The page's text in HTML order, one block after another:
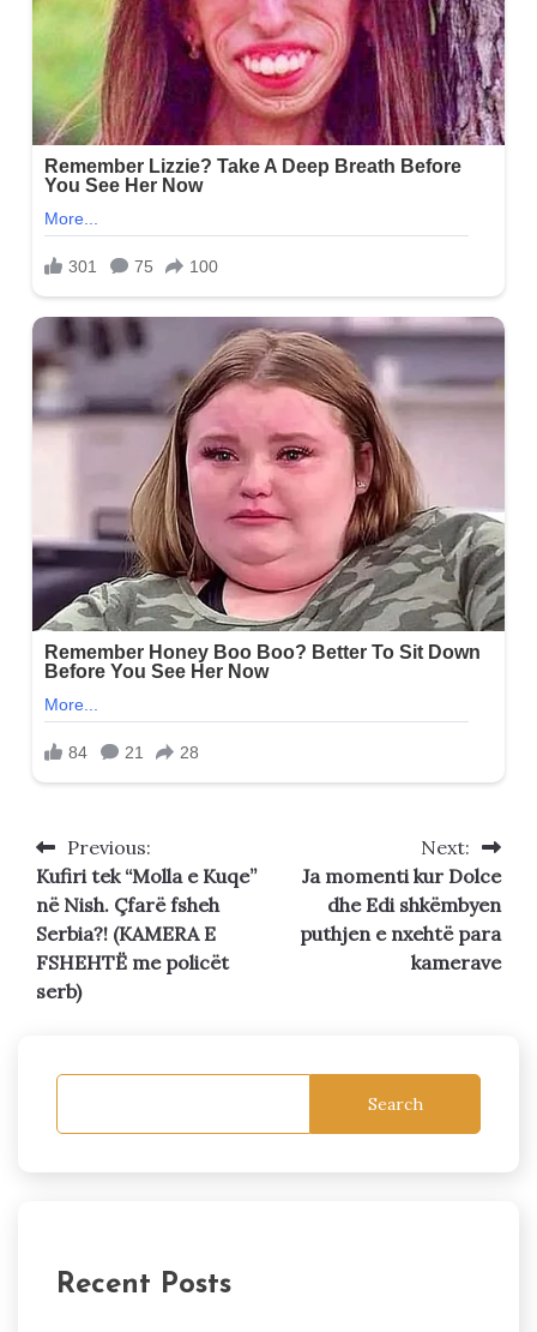
Post
navigation
Previous:
Kufiri tek “Molla e Kuqe”
në Nish. Çfarë fsheh
Serbia?! (KAMERA E
FSHEHTË me policët
serb)
Next:
Ja momenti kur Dolce
dhe Edi shkëmbyen
puthjen e nxehtë para
kamerave
Search
Recent Posts